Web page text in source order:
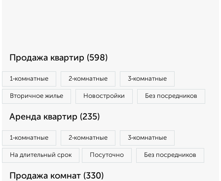
Продажа квартир (598)
1‑комнатные 2‑комнатные 3‑комнатные
Вторичное жилье Новостройки Без посредников
Аренда квартир (235)
1‑комнатные 2‑комнатные 3‑комнатные
На длительный срок Посуточно Без посредников
Продажа комнат (330)